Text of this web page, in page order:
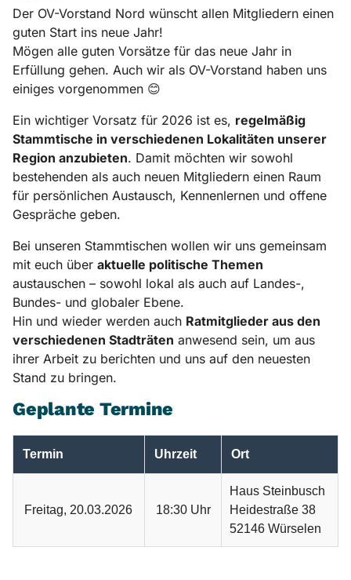
Der OV-Vorstand Nord wünscht allen Mitgliedern einen
guten Start ins neue Jahr!
Mögen alle guten Vorsätze für das neue Jahr in
Erfüllung gehen. Auch wir als OV-Vorstand haben uns
einiges vorgenommen 😊
Ein wichtiger Vorsatz für 2026 ist es, regelmäßig
Stammtische in verschiedenen Lokalitäten unserer
Region anzubieten. Damit möchten wir sowohl
bestehenden als auch neuen Mitgliedern einen Raum
für persönlichen Austausch, Kennenlernen und offene
Gespräche geben.
Bei unseren Stammtischen wollen wir uns gemeinsam
mit euch über aktuelle politische Themen
austauschen – sowohl lokal als auch auf Landes-,
Bundes- und globaler Ebene.
Hin und wieder werden auch Ratmitglieder aus den
verschiedenen Stadträten anwesend sein, um aus
ihrer Arbeit zu berichten und uns auf den neuesten
Stand zu bringen.
Geplante Termine
Termin Uhrzeit Ort
Freitag, 20.03.2026 18:30 Uhr
Haus Steinbusch
Heidestraße 38
52146 Würselen